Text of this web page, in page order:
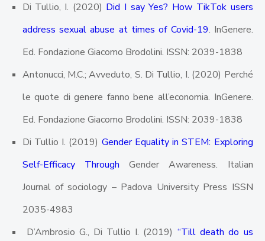
Di Tullio, I. (2020) Did I say Yes? How TikTok users
address sexual abuse at times of Covid-19. InGenere.
Ed. Fondazione Giacomo Brodolini. ISSN: 2039-1838
Antonucci, M.C.; Avveduto, S. Di Tullio, I. (2020) Perché
le quote di genere fanno bene all’economia. InGenere.
Ed. Fondazione Giacomo Brodolini. ISSN: 2039-1838
Di Tullio I. (2019) Gender Equality in STEM: Exploring
Self-Efficacy Through Gender Awareness. Italian
Journal of sociology – Padova University Press ISSN
2035-4983
D’Ambrosio G., Di Tullio I. (2019) “Till death do us